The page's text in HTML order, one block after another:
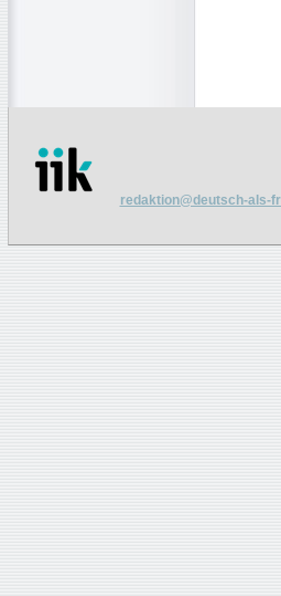
redaktion@deutsch-als-